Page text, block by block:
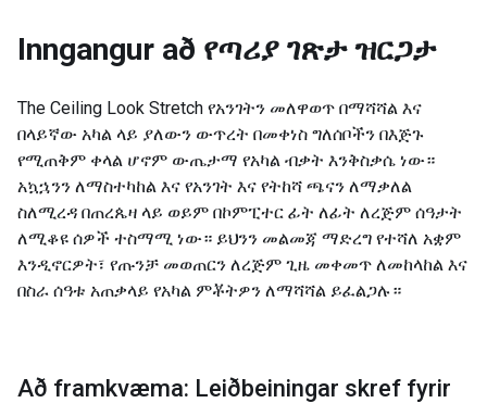
Inngangur að የጣሪያ ገጽታ ዝርጋታ
The Ceiling Look Stretch የአንገትን መለዋወጥ በማሻሻል እና
በላይኛው አካል ላይ ያለውን ውጥረት በመቀነስ ግለሰቦችን በእጅጉ
የሚጠቅም ቀላል ሆኖም ውጤታማ የአካል ብቃት እንቅስቃሴ ነው።
አኳኋንን ለማስተካከል እና የአንገት እና የትከሻ ጫናን ለማቃለል
ስለሚረዳ በጠረጴዛ ላይ ወይም በኮምፒተር ፊት ለፊት ለረጅም ሰዓታት
ለሚቆዩ ሰዎች ተስማሚ ነው። ይህንን መልመጃ ማድረግ የተሻለ አቋም
እንዲኖርዎት፣ የጡንቻ መወጠርን ለረጅም ጊዜ መቀመጥ ለመከላከል እና
በስራ ሰዓቱ አጠቃላይ የአካል ምቾትዎን ለማሻሻል ይፈልጋሉ።
Að framkvæma: Leiðbeiningar skref fyrir